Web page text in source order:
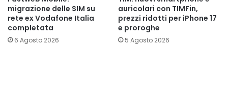
migrazione delle SIM su
rete ex Vodafone Italia
completata
6 Agosto 2026
auricolari con TIMFin,
prezzi ridotti per iPhone 17
e proroghe
5 Agosto 2026